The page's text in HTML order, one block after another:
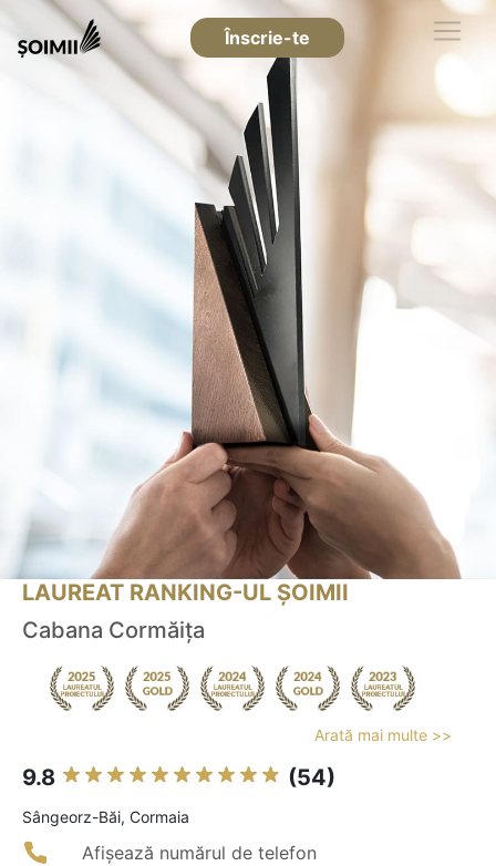
Înscrie-te
LAUREAT RANKING-UL ȘOIMII
Cabana Cormăiţa
Arată mai multe >>
9.8 (54)
Sângeorz-Băi, Cormaia
Afișează numărul de telefon